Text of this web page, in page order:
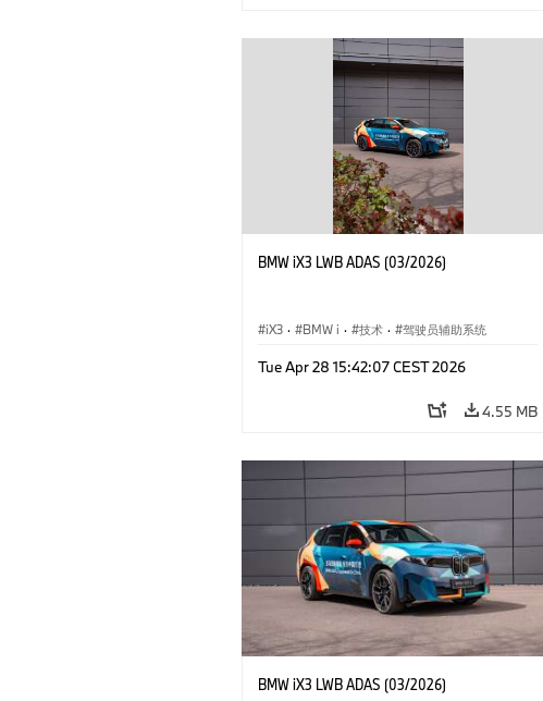
BMW iX3 LWB ADAS (03/2026)
iX3 · BMW i · 技术 · 驾驶员辅助系统
Tue Apr 28 15:42:07 CEST 2026
4.55 MB
BMW iX3 LWB ADAS (03/2026)